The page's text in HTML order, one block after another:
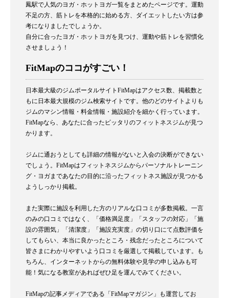
鳳駅で人気のヨガ・ホットヨガ一覧をまとめたページです。運動
不足の方、筋トレを本格的に始める方、ダイエットしたい方は参
考になりましたでしょうか。
自分に合ったヨガ・ホットヨガを見つけ、運動や筋トレを習慣化
させましょう！
FitMapのココがすごい！
日本最大級のジムポータルサイトFitMapはアクセス数、掲載数と
もに日本最大規模のジム検索サイトです。他のどのサイトよりも
ジムのマシン情報・料金情報・施設紹介を細かく行っています。
FitMapなら、あなたに合ったピッタリのフィットネスジムが見つ
かります。
ジムに通おうとしても詳細の情報がないと入会の決断ができない
でしょう。FitMapはフィットネスジムからパーソナルトレーニン
グ・ヨガまであなたの目的に沿ったフィットネス施設が見つかる
ようしっかり掲載。
また実際に施設を利用した方のリアルな口コミが多数掲載。一言
のみの口コミではなく、「価格満足度」「スタッフの対応」「施
設の雰囲気」「清潔度」「施設充実度」の切り口にて点数評価を
してもらい、本当に良かったところ・残念だったところについて
皆さまにわかりやすいよう口コミを厳選して掲載しています。も
ちろん、インターネットからの無料体験や見学の申し込みも可
能！気になる教室があればぜひ足を運んでみてください。
FitMapの記事メディアである「FitMapマガジン」も運営してお